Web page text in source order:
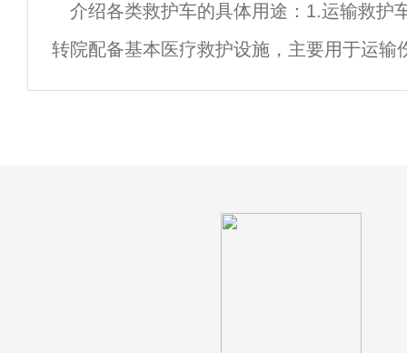
遗体通常发生在病人不幸过世后。在这种情
介绍各类救护车的具体用途：1.运输救护
转院配备基本医疗救护设施，主要用于运输
车。2.监护救护车。除配备基本医疗救护设